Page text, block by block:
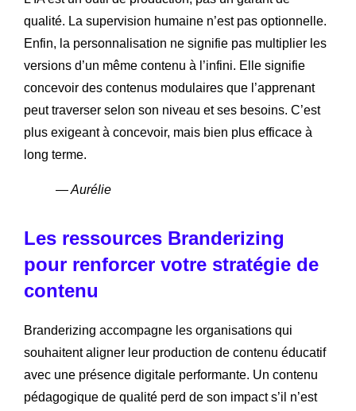
qualité. La supervision humaine n’est pas optionnelle.
Enfin, la personnalisation ne signifie pas multiplier les
versions d’un même contenu à l’infini. Elle signifie
concevoir des contenus modulaires que l’apprenant
peut traverser selon son niveau et ses besoins. C’est
plus exigeant à concevoir, mais bien plus efficace à
long terme.
— Aurélie
Les ressources Branderizing
pour renforcer votre stratégie de
contenu
Branderizing accompagne les organisations qui
souhaitent aligner leur production de contenu éducatif
avec une présence digitale performante. Un contenu
pédagogique de qualité perd de son impact s’il n’est